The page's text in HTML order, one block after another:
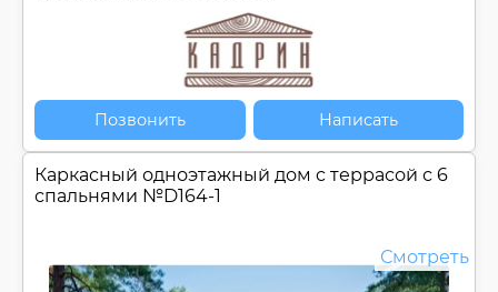
Позвонить Написать
Каркасный одноэтажный дом c террасой с 6
спальнями №D164-1
Смотреть